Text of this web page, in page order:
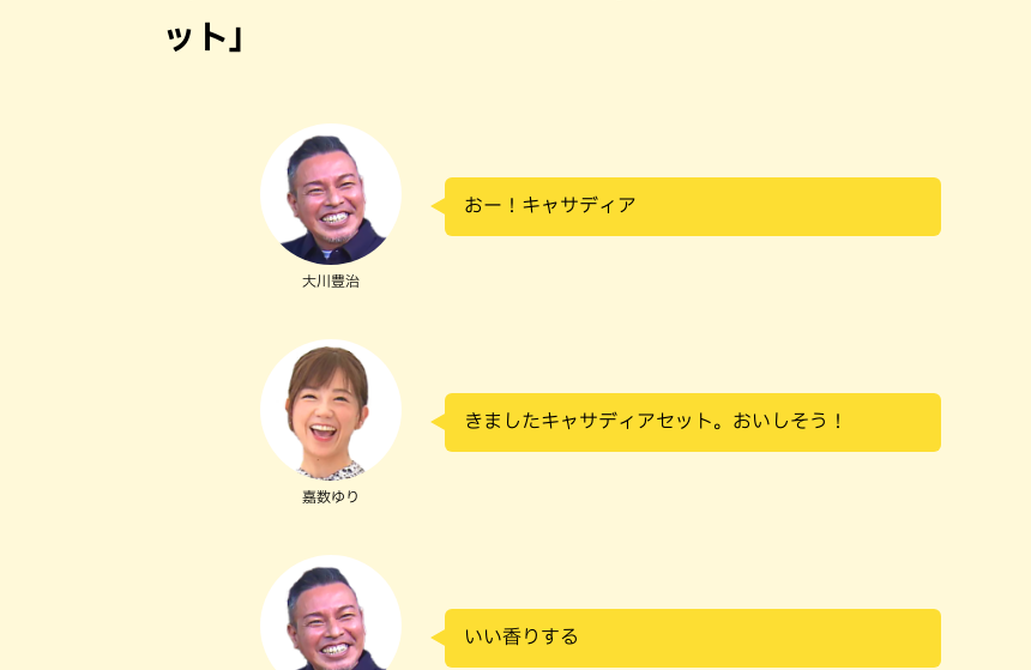
ット」
大川豊治
おー！キャサディア
嘉数ゆり
きましたキャサディアセット。おいしそう！
いい香りする